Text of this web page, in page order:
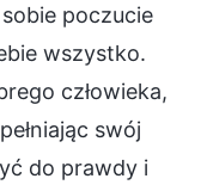
poczucie
wszystko.
człowieka,
swój
do prawdy i